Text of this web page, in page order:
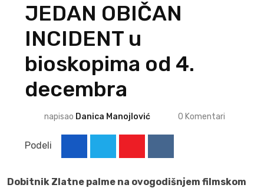
JEDAN OBIČAN
INCIDENT u
bioskopima od 4.
decembra
napisao Danica Manojlović 0 Komentari
Podeli
Dobitnik Zlatne palme na ovogodišnjem filmskom